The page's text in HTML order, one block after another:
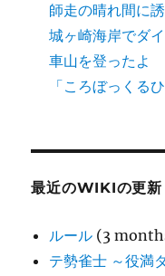
師走の晴れ間に
城ヶ崎海岸でダ
車山を登ったよ
「ころぼっくる
最近のWIKIの更新
ルール (3
テ勢雀士 ～役満